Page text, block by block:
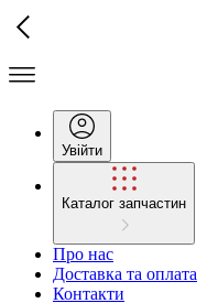
Увійти
Каталог запчастин
Про нас
Доставка та оплата
Контакти